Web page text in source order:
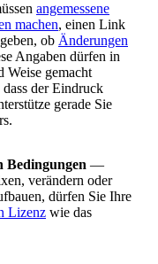
angemessene
machen, einen Link
ob Änderungen
Angaben dürfen in
Weise gemacht
der Eindruck
gerade Sie
Bedingungen —
verändern oder
dürfen Sie Ihre
Lizenz wie das